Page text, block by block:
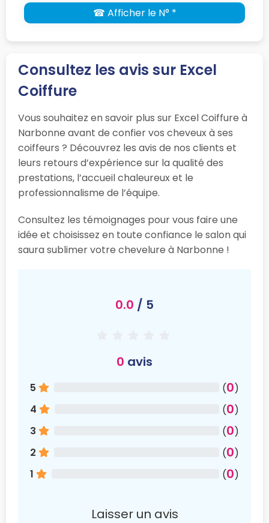
☎ Afficher le N° *
Consultez les avis sur Excel
Coiffure
Vous souhaitez en savoir plus sur Excel Coiffure à
Narbonne avant de confier vos cheveux à ses
coiffeurs ? Découvrez les avis de nos clients et
leurs retours d’expérience sur la qualité des
prestations, l’accueil chaleureux et le
professionnalisme de l’équipe.
Consultez les témoignages pour vous faire une
idée et choisissez en toute confiance le salon qui
saura sublimer votre chevelure à Narbonne !
0.0 / 5
0 avis
5 (0)
4
(0)
3
(0)
2
(0)
1
(0)
Laisser un avis